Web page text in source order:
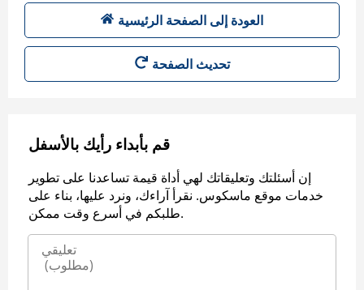
العودة إلى الصفحة الرئيسية
تحديث الصفحة
قم بأبداء رأيك بالأسفل
إن أسئلتك وتعليقاتك لهي أداة قيمة تساعدنا على تطوير
خدمات موقع ماسكوس. نقرأ آراءك، ونرد عليها، بناء على
طلبكم في أسرع وقت ممكن.